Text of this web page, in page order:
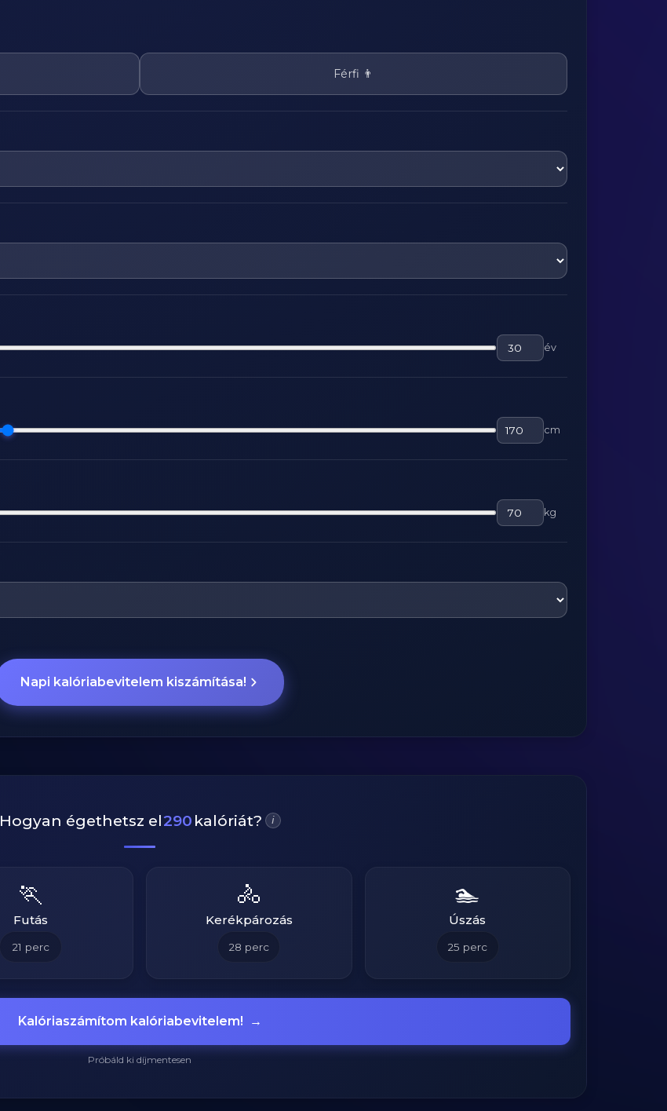
Férfi 👨
év
cm
kg
Napi kalóriabevitelem kiszámítása!
Hogyan égethetsz el290 kalóriát? i
🏃
Futás
21 perc
🚴
Kerékpározás
28 perc
🏊
Úszás
25 perc
Kalóriaszámítom kalóriabevitelem! →
Próbáld ki díjmentesen